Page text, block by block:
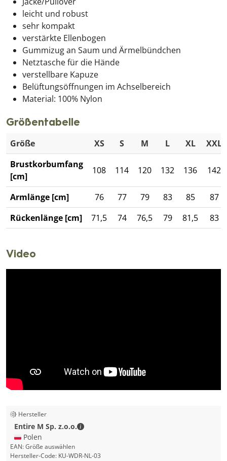
leicht und robust
sehr kompakt
verstärkte Ellenbogen
Gummizug an Saum und Ärmelbündchen
Netztasche für die Hände
verstellbare Kapuze
Belüftungsöffnungen im Achselbereich
Material: 100% Nylon
Größentabelle
Größe XS S M L XL
XXL
Brustkorbumfang
[cm]
108 114 120 132 136 142
Armlänge [cm] 76 77 79 83 85
87
Rückenlänge [cm]
71,5 74 76,5 79 81,5 83
Video
Hersteller
Entire M Sp. z.o.o.
Entire M Sp. z.o.o. - Kontaktdaten
🇵🇱 Polen
EAN:Größe auswählen
Hersteller-Code: KU-WDR-NL-03